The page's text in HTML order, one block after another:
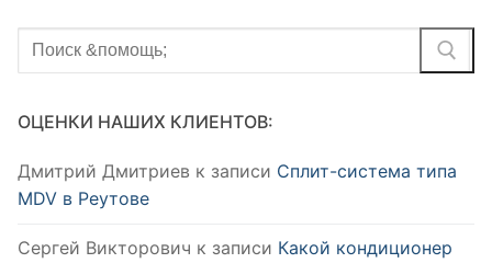
Найти:
ОЦЕНКИ НАШИХ КЛИЕНТОВ:
Дмитрий Дмитриев к записи Сплит-система типа
MDV в Реутове
Сергей Викторович к записи Какой кондиционер